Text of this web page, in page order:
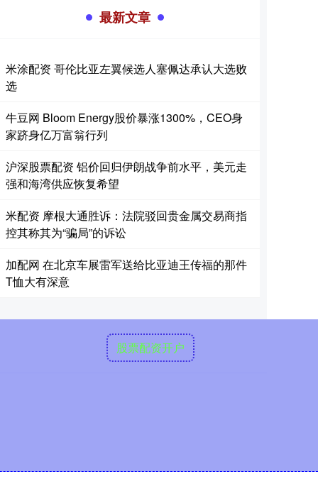
最新文章
米涂配资 哥伦比亚左翼候选人塞佩达承认大选败
选
牛豆网 Bloom Energy股价暴涨1300%，CEO身
家跻身亿万富翁行列
沪深股票配资 铝价回归伊朗战争前水平，美元走
强和海湾供应恢复希望
米配资 摩根大通胜诉：法院驳回贵金属交易商指
控其称其为“骗局”的诉讼
加配网 在北京车展雷军送给比亚迪王传福的那件
T恤大有深意
股票配资开户